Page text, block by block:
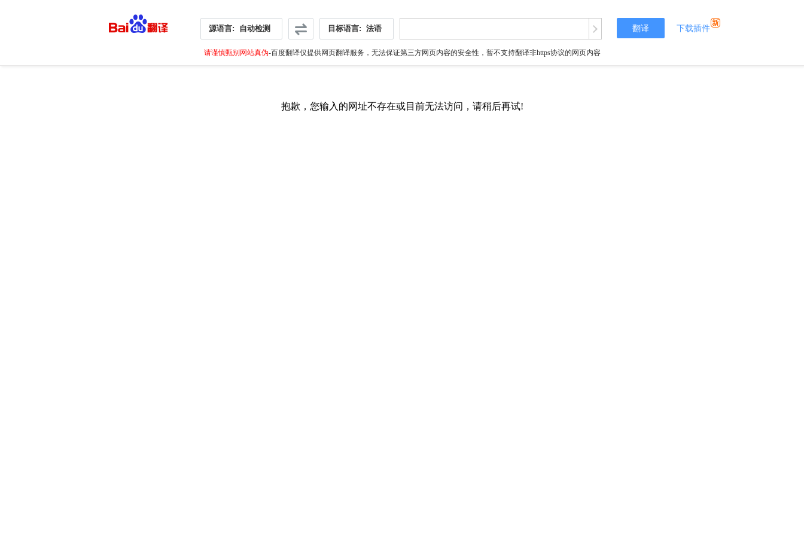
源语言: 自动检测 目标语言: 法语 翻译 下载插件
请谨慎甄别网站真伪-百度翻译仅提供网页翻译服务，无法保证第三方网页内容的安全性，暂不支持翻译非https协议的网页内容